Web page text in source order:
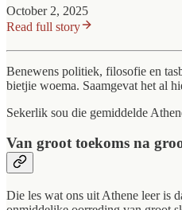
October 2, 2025
Read full story
Benewens politiek, filosofie en
bietjie woema. Saamgevat het al
Sekerlik sou die gemiddelde
Van groot toekoms na
Die les wat ons uit Athene leer is